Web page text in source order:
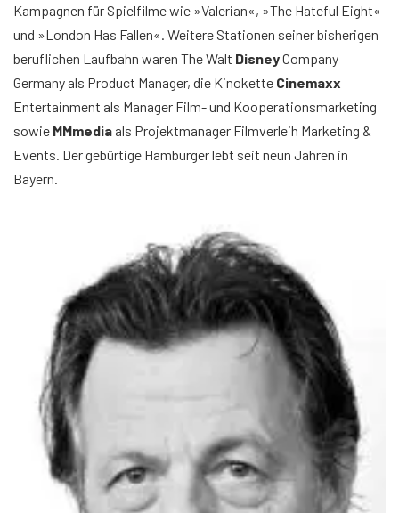
Kampagnen für Spielfilme wie »Valerian«, »The Hateful Eight«
und »London Has Fallen«. Weitere Stationen seiner bisherigen
beruflichen Laufbahn waren The Walt DisneyCompany
Germany als Product Manager, die Kinokette Cinemaxx
Entertainment als Manager Film- und Kooperationsmarketing
sowie MMmedia als Projektmanager Filmverleih Marketing &
Events. Der gebürtige Hamburger lebt seit neun Jahren in
Bayern.